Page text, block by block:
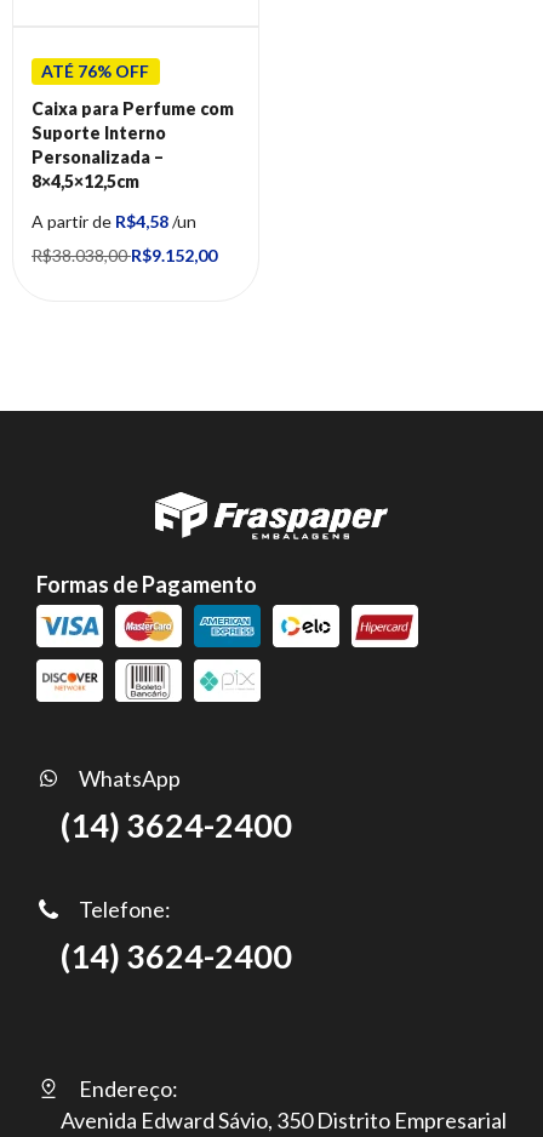
ATÉ 76% OFF
Caixa para Perfume com
Suporte Interno
Personalizada –
8×4,5×12,5cm
A partir de R$4,58/un
R$38.038,00R$9.152,00
Formas de Pagamento
WhatsApp
(14) 3624-2400
Telefone:
(14) 3624-2400
Endereço:
Avenida Edward Sávio, 350 Distrito Empresarial